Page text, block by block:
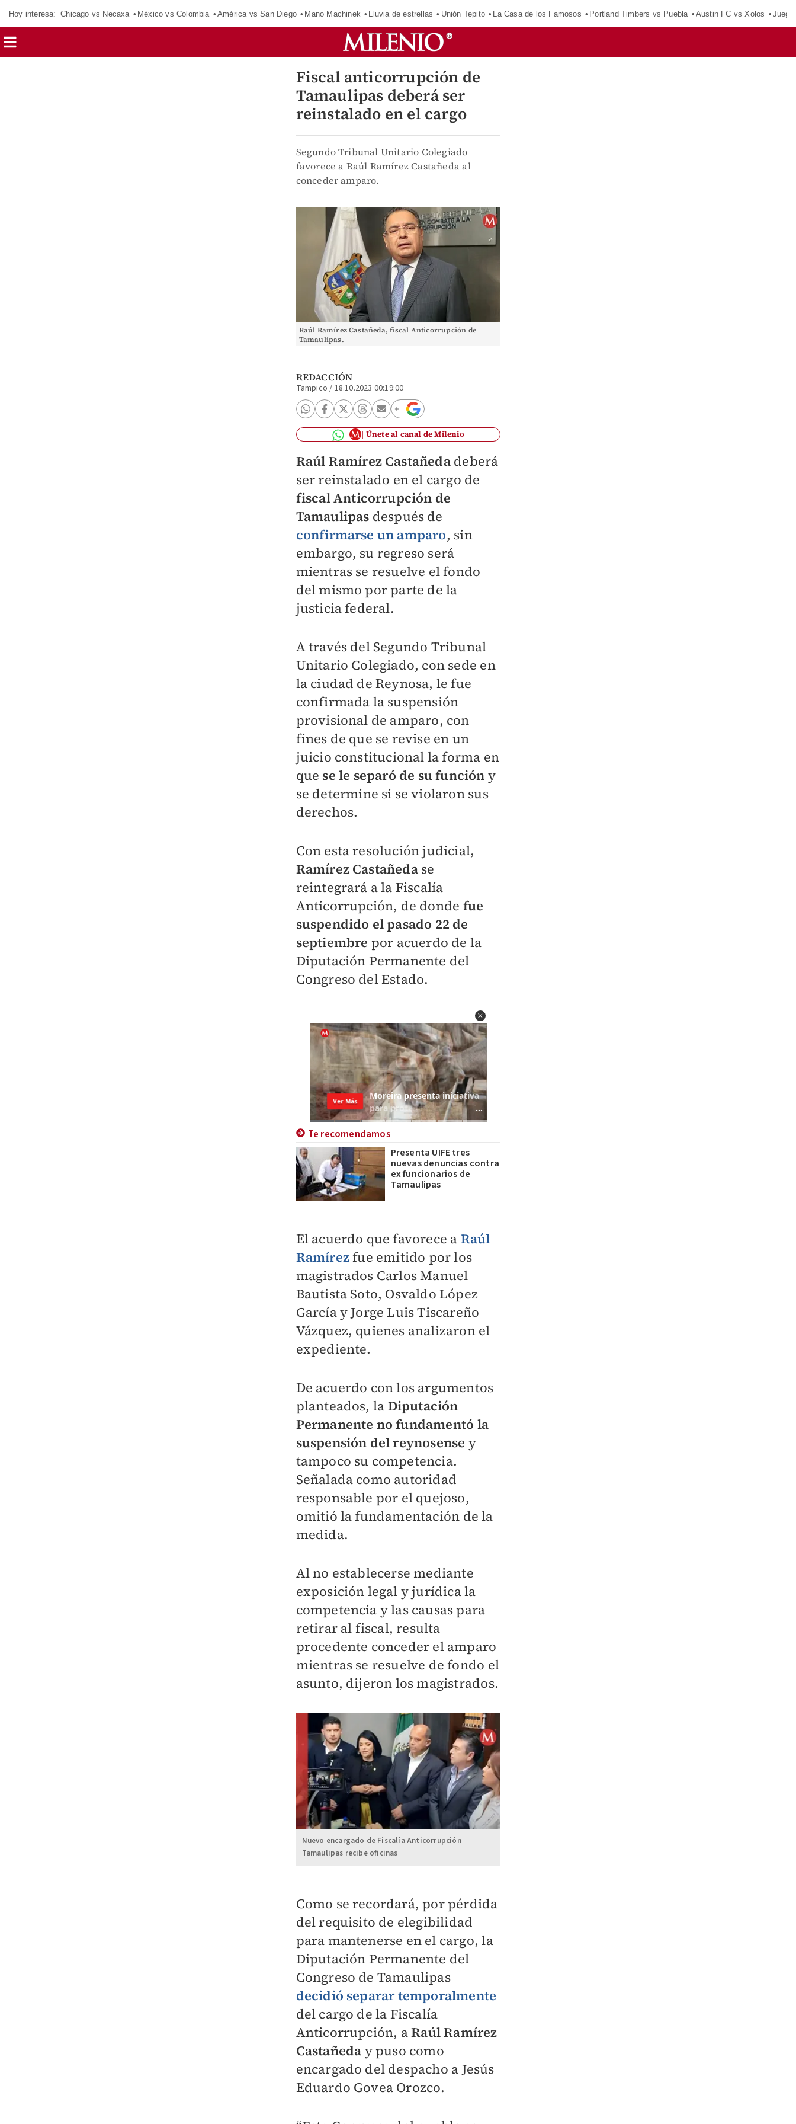
Hoy interesa: Chicago vs Necaxa México vs Colombia América vs San Diego Mano Machinek Lluvia de estrellas Unión Tepito La Casa de los Famosos Portland Timbers vs Puebla Austin FC vs Xolos
Fiscal anticorrupción de
Tamaulipas deberá ser
reinstalado en el cargo
Segundo Tribunal Unitario Colegiado
favorece a Raúl Ramírez Castañeda al
conceder amparo.
Raúl Ramírez Castañeda, fiscal Anticorrupción de
Tamaulipas.
REDACCIÓN
Tampico / 18.10.2023 00:19:00
Únete al canal de Milenio
Raúl Ramírez Castañedadeberá
ser reinstalado en el cargo de
fiscal Anticorrupción de
Tamaulipas después de
confirmarse un amparo, sin
embargo, su regreso será
mientras se resuelve el fondo
del mismo por parte de la
justicia federal.
A través del Segundo Tribunal
Unitario Colegiado, con sede en
la ciudad de Reynosa, le fue
confirmada la suspensión
provisional de amparo, con
fines de que se revise en un
juicio constitucional la forma en
que se le separó de su función y
se determine si se violaron sus
derechos.
Con esta resolución judicial,
Ramírez Castañedase
reintegrará a la Fiscalía
Anticorrupción, de donde fue
suspendido el pasado 22 de
septiembre por acuerdo de la
Diputación Permanente del
Congreso del Estado.
Te recomendamos
Presenta UIFE tres
nuevas denuncias contra
ex funcionarios de
Tamaulipas
El acuerdo que favorece a Raúl
Ramírezfue emitido por los
magistrados Carlos Manuel
Bautista Soto, Osvaldo López
García y Jorge Luis Tiscareño
Vázquez, quienes analizaron el
expediente.
De acuerdo con los argumentos
planteados, la Diputación
Permanente no fundamentó la
suspensión del reynosense y
tampoco su competencia.
Señalada como autoridad
responsable por el quejoso,
omitió la fundamentación de la
medida.
Al no establecerse mediante
exposición legal y jurídica la
competencia y las causas para
retirar al fiscal, resulta
procedente conceder el amparo
mientras se resuelve de fondo el
asunto, dijeron los magistrados.
Nuevo encargado de Fiscalía Anticorrupción
Tamaulipas recibe oficinas
Como se recordará, por pérdida
del requisito de elegibilidad
para mantenerse en el cargo, la
Diputación Permanente del
Congreso de Tamaulipas
decidió separar temporalmente
del cargo de la Fiscalía
Anticorrupción, aRaúl Ramírez
Castañeda y puso como
encargado del despacho a Jesús
Eduardo Govea Orozco.